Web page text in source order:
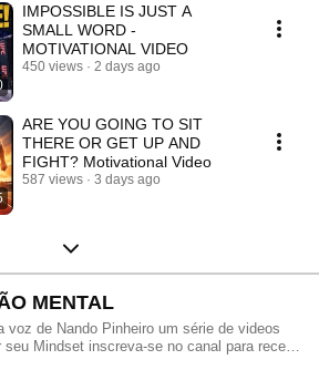
IMPOSSIBLE IS JUST A
SMALL WORD -
MOTIVATIONAL VIDEO
450 views 2 days ago
ARE YOU GOING TO SIT
THERE OR GET UP AND
FIGHT? Motivational Video
587 views 3 days ago
MENTAL
voz de Nando Pinheiro um série de videos
Mindset inscreva-se no canal para receber